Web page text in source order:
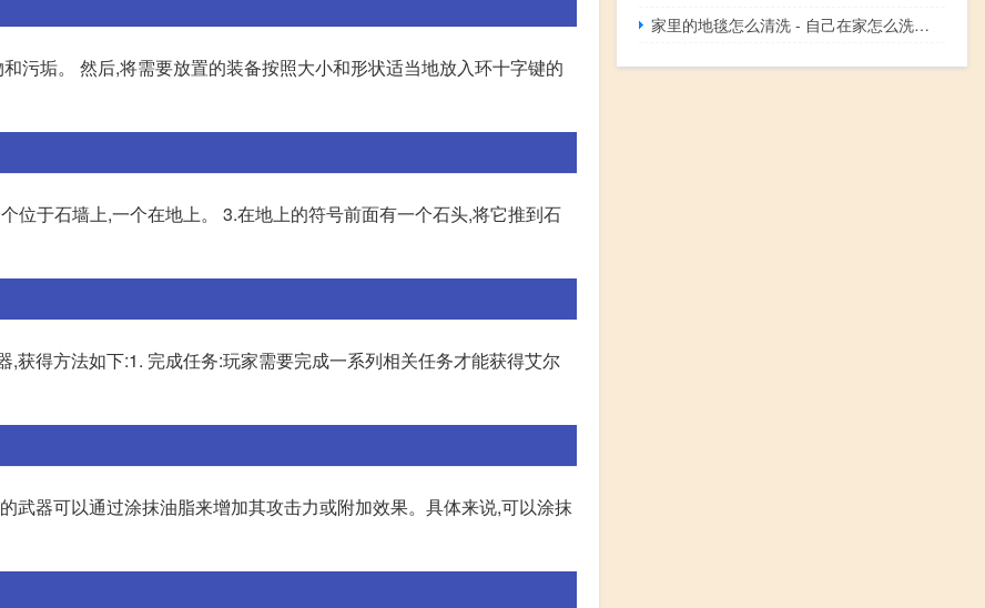
污垢。 然后,将需要放置的装备按照大小和形状适当地放入环十字键的
位于石墙上,一个在地上。 3.在地上的符号前面有一个石头,将它推到石
获得方法如下:1. 完成任务:玩家需要完成一系列相关任务才能获得艾尔
武器可以通过涂抹油脂来增加其攻击力或附加效果。具体来说,可以涂抹
家里的地毯怎么清洗 - 自己在家怎么洗大块地毯